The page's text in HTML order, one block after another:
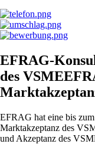
EFRAG-
des
EFRAG hat eine bis
Marktakzeptanz des
und Akzeptanz des